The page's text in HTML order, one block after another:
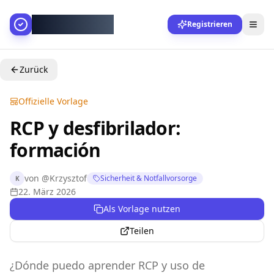
Registrieren
Zurück
Offizielle Vorlage
RCP y desfibrilador:
formación
K von @Krzysztof Sicherheit & Notfallvorsorge
22. März 2026
Als Vorlage nutzen
Teilen
¿Dónde puedo aprender RCP y uso de